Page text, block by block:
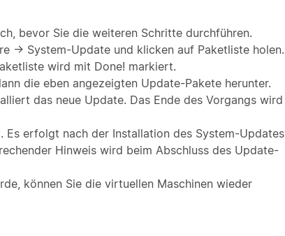
bevor Sie die weiteren Schritte durchführen.
→ System-Update und klicken auf Paketliste holen.
wird mit Done! markiert.
die eben angezeigten Update-Pakete herunter.
das neue Update. Das Ende des Vorgangs wird
erfolgt nach der Installation des System-Updates
Hinweis wird beim Abschluss des Update-
können Sie die virtuellen Maschinen wieder